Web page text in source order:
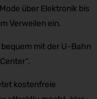
über Elektronik bis
Verweilen ein.
mit der U-Bahn
kostenfreie